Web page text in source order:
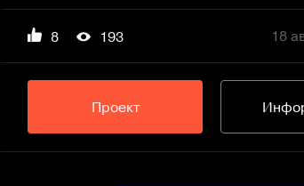
8 193 18
Проект